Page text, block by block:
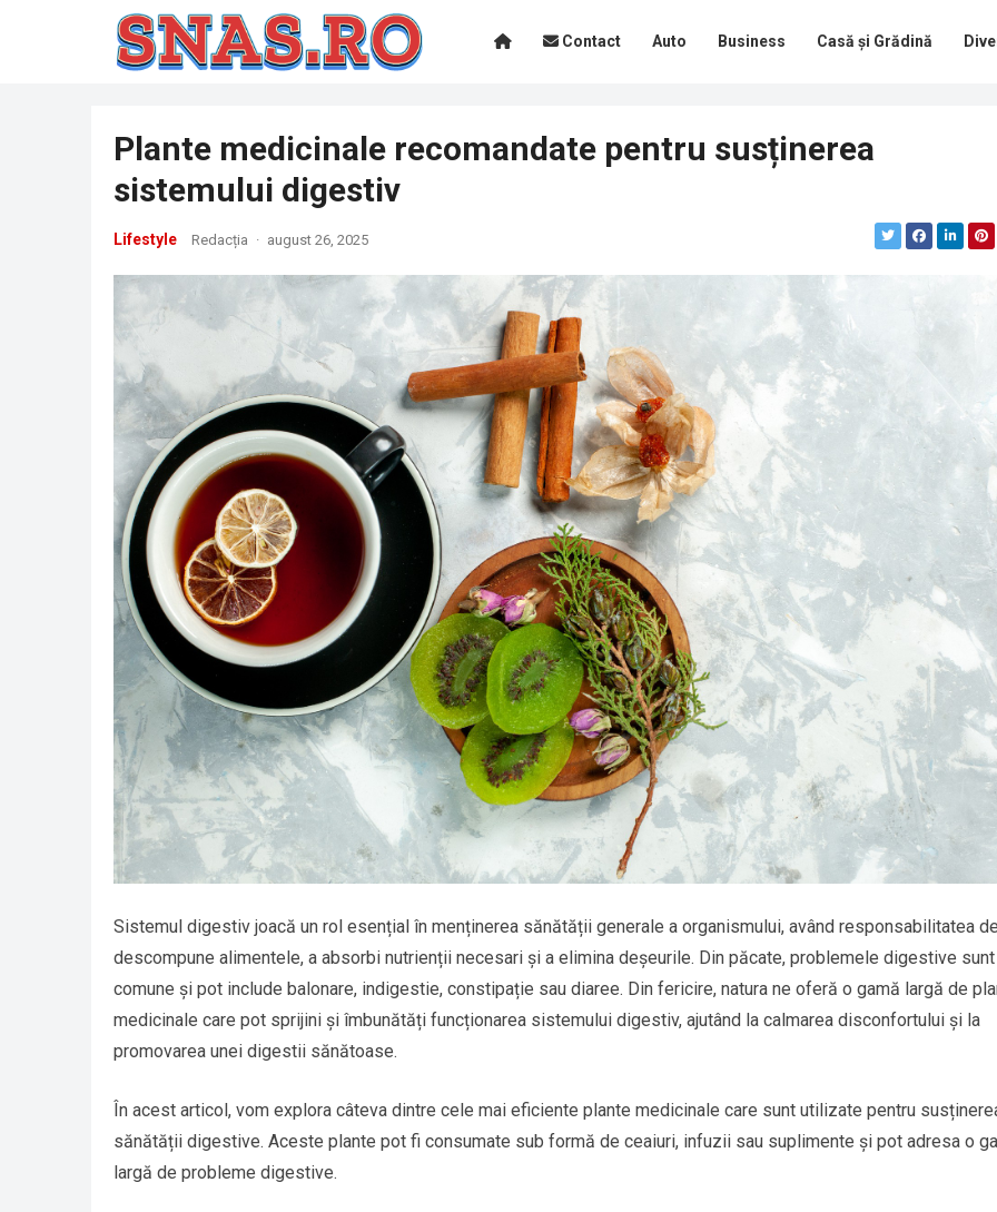
Contact Auto Business Casă și Grădină
Plante medicinale recomandate pentru susținerea
sistemului digestiv
Lifestyle Redacția · august 26, 2025
Sistemul digestiv joacă un rol esențial în menținerea sănătății generale a organismului, având responsabilitatea
descompune alimentele, a absorbi nutrienții necesari și a elimina deșeurile. Din păcate, problemele digestive sunt
comune și pot include balonare, indigestie, constipație sau diaree. Din fericire, natura ne oferă o gamă largă de
medicinale care pot sprijini și îmbunătăți funcționarea sistemului digestiv, ajutând la calmarea disconfortului și la
promovarea unei digestii sănătoase.
În acest articol, vom explora câteva dintre cele mai eficiente plante medicinale care sunt utilizate pentru
sănătății digestive. Aceste plante pot fi consumate sub formă de ceaiuri, infuzii sau suplimente și pot adresa o
largă de probleme digestive.